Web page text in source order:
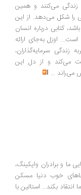
می‌کنند و همین
می‌دهد. از این
درباره انسان
به‌جای ارائه
و از دل این
...
وایکینگ،
خوب دنیا مسکن
استالین با